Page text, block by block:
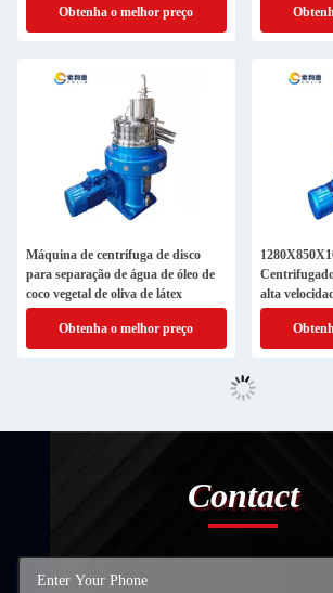
Obtenha o melhor preço
Máquina de centrífuga de disco
para separação de água de óleo de
coco vegetal de oliva de látex
Obtenha o melhor preço
alta
de disco de
Contact